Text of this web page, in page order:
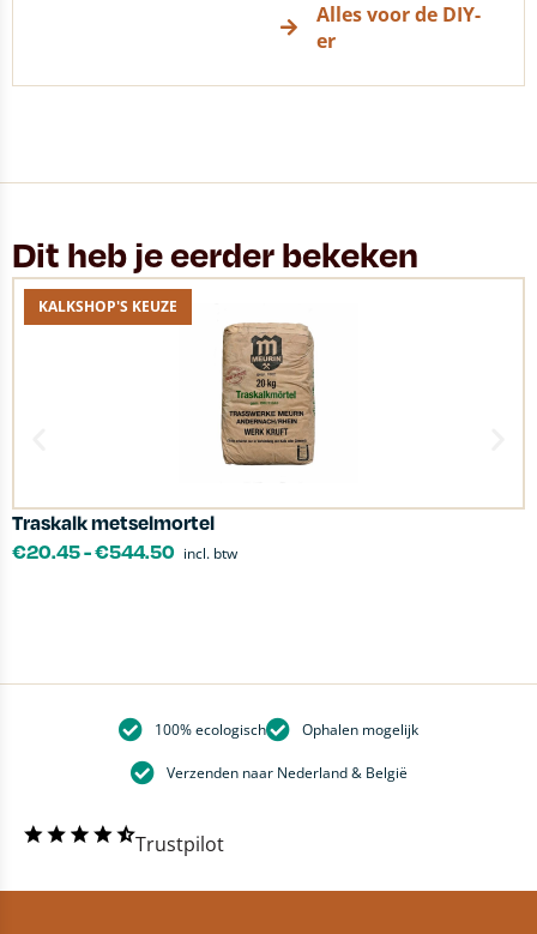
Alles voor de DIY-
er
Dit heb je eerder bekeken
KALKSHOP'S KEUZE
Traskalk metselmortel
€20.45-€544.50 incl. btw
100% ecologisch Ophalen mogelijk
Verzenden naar Nederland & België
Trustpilot